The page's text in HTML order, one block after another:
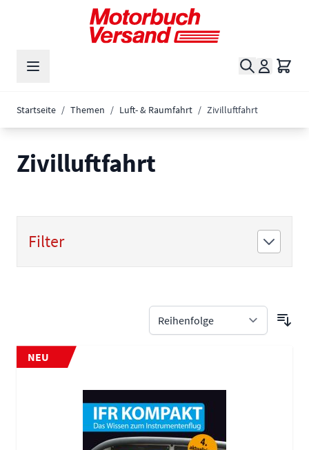
Zum Inhalt springen
Suche
Startseite / Themen / Luft- & Raumfahrt / Zivilluftfahrt
Zivilluftfahrt
Filter
NEU